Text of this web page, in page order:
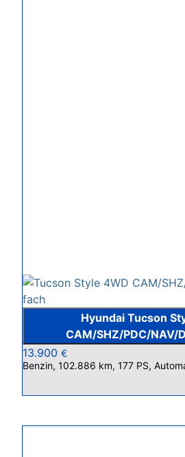
Hyundai Tucson
CAM/SHZ/PDC/NAV/
13.900 €
Benzin, 102.886 km, 177 PS,